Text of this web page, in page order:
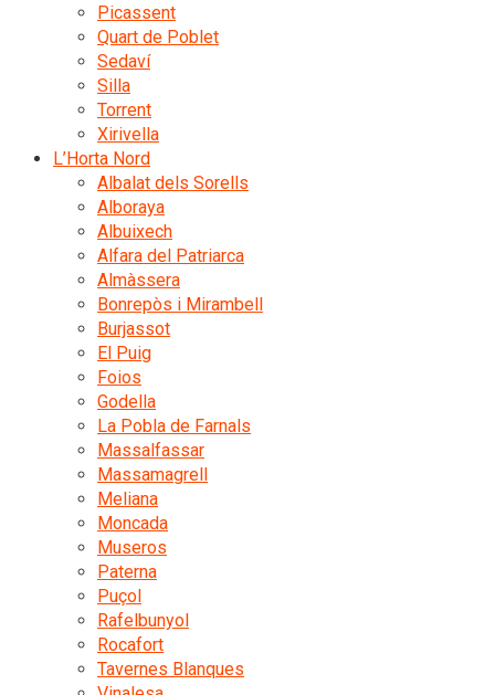
Picassent
Quart de Poblet
Sedaví
Silla
Torrent
Xirivella
L’Horta Nord
Albalat dels Sorells
Alboraya
Albuixech
Alfara del Patriarca
Almàssera
Bonrepòs i Mirambell
Burjassot
El Puig
Foios
Godella
La Pobla de Farnals
Massalfassar
Massamagrell
Meliana
Moncada
Museros
Paterna
Puçol
Rafelbunyol
Rocafort
Tavernes Blanques